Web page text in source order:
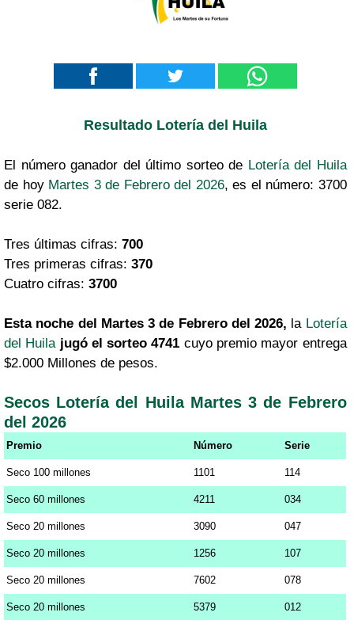
Resultado Lotería del Huila
El número ganador del último sorteo de Lotería del Huila
de hoy Martes 3 de Febrero del 2026, es el número: 3700
serie 082.
Tres últimas cifras: 700
Tres primeras cifras: 370
Cuatro cifras: 3700
Esta noche del Martes 3 de Febrero del 2026, la Lotería
del Huila jugó el sorteo 4741 cuyo premio mayor entrega
$2.000 Millones de pesos.
Secos Lotería del Huila Martes 3 de Febrero
del 2026
Premio Número Serie
Seco 100 millones 1101 114
Seco 60 millones 4211 034
Seco 20 millones 3090 047
Seco 20 millones 1256 107
Seco 20 millones 7602 078
Seco 20 millones 5379 012